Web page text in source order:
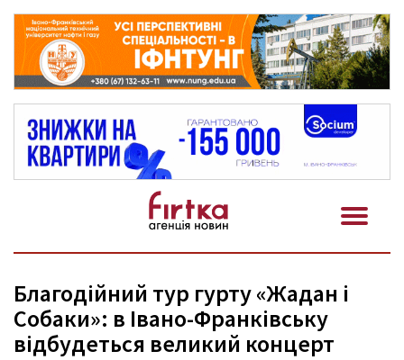
Благодійний тур гурту «Жадан і
Собаки»: в Івано-Франківську
відбудеться великий концерт